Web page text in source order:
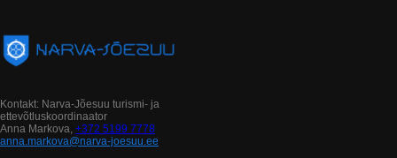
Kontakt: Narva-Jõesuu turismi- ja
ettevõtluskoordinaator
Anna Markova, +372 5199 7778
anna.markova@narva-joesuu.ee